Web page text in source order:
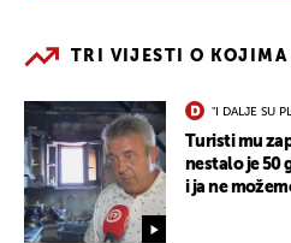
TRI VIJESTI O KOJIMA
"I DALJE SU
Turisti mu
nestalo je 50
i ja ne